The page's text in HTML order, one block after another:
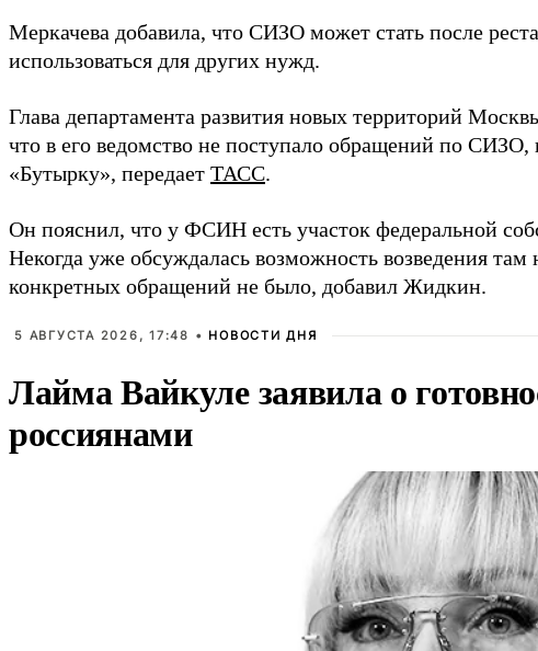
Меркачева добавила, что СИЗО может стать после
использоваться для других нужд.
Глава департамента развития новых территорий
что в его ведомство не поступало обращений по СИЗО,
«Бутырку», передает ТАСС.
Он пояснил, что у ФСИН есть участок федеральной
Некогда уже обсуждалась возможность возведения
конкретных обращений не было, добавил Жидкин.
5 АВГУСТА 2026, 17:48 • НОВОСТИ ДНЯ
Лайма Вайкуле заявила о
россиянами